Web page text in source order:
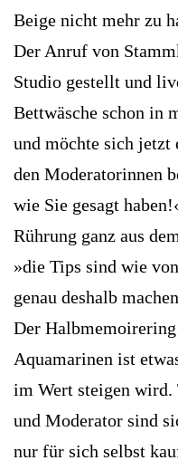
Beige nicht mehr zu
Der Anruf von
Studio gestellt und
Bettwäsche schon in
und möchte sich jetzt
den Moderatorinnen
wie Sie gesagt
Rührung ganz aus
»die Tips sind wie
genau deshalb
Der
Aquamarinen ist
im Wert steigen wird.
und Moderator sind
nur für sich selbst